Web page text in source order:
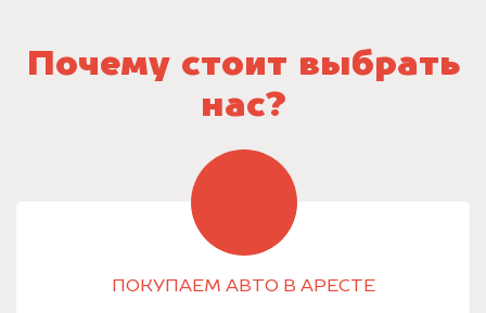
Почему стоит выбрать
нас?
ПОКУПАЕМ АВТО В АРЕСТЕ